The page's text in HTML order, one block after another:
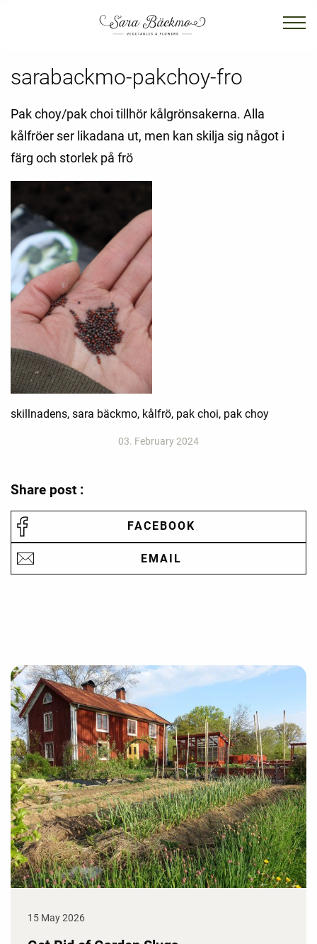
sarabackmo-pakchoy-fro
Pak choy/pak choi tillhör kålgrönsakerna. Alla
kålfröer ser likadana ut, men kan skilja sig något i
färg och storlek på frö
skillnadens, sara bäckmo, kålfrö, pak choi, pak choy
03. February 2024
Share post :
FACEBOOK
EMAIL
15 May 2026